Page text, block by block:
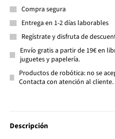
Compra segura
Entrega en 1-2 días laborables
Regístrate y disfruta de
Envío gratis a partir de 19€ en
juguetes y papelería.
Productos de robótica: no se
Contacta con atención al cliente.
Descripción